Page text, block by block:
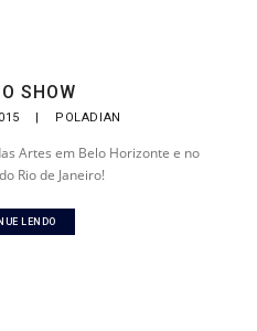
SHOW
| POLADIAN
Artes em Belo Horizonte e no
Rio de Janeiro!
LENDO